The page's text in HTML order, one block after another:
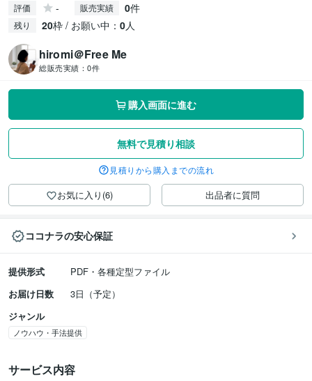
評価 - 販売実績 0件
残り 20枠 / お願い中： 0人
hiromi＠Free Me
総販売実績： 0件
購入画面に進む
無料で見積り相談
見積りから購入までの流れ
お気に入り(6) 出品者に質問
ココナラの安心保証
提供形式
PDF・各種定型ファイル
お届け日数
3日（予定）
ジャンル
ノウハウ・手法提供
サービス内容